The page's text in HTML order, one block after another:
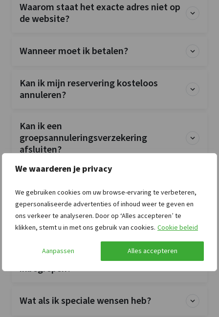
We waarderen je privacy
We gebruiken cookies om uw browse-ervaring te verbeteren,
gepersonaliseerde advertenties of inhoud weer te geven en
ons verkeer te analyseren. Door op ‘Alles accepteren’ te
klikken, stemt u in met ons gebruik van cookies. Cookie beleid
Aanpassen Alles accepteren
Waarom staat het exacte adres niet op
de website?
Wanneer moet ik betalen?
Kan ik mijn reservering kosteloos
annuleren?
Kan ik een
groepsannuleringsverzekering
afsluiten?
groep?
Zijn huisdieren toegestaan?
Zijn bedlinnen en handdoeken
inbegrepen?
Wat als ik speciale wensen heb?